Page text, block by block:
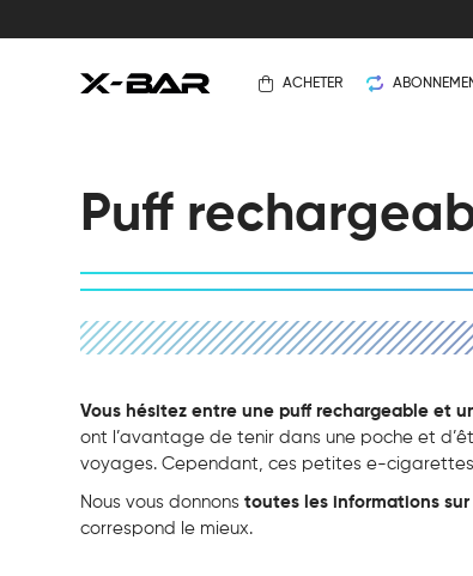
ACHETER
Puff
Vous hésitez entre une puff rechargeable et
ont l’avantage de tenir dans une poche et
voyages. Cependant, ces petites e-
Nous vous donnonstoutes les informations
correspond le mieux.